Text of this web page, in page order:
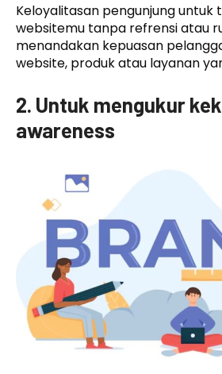
Keloyalitasan pengunjung untuk
websitemu tanpa refrensi atau
menandakan kepuasan
website, produk atau layanan
2. Untuk mengukur
awareness